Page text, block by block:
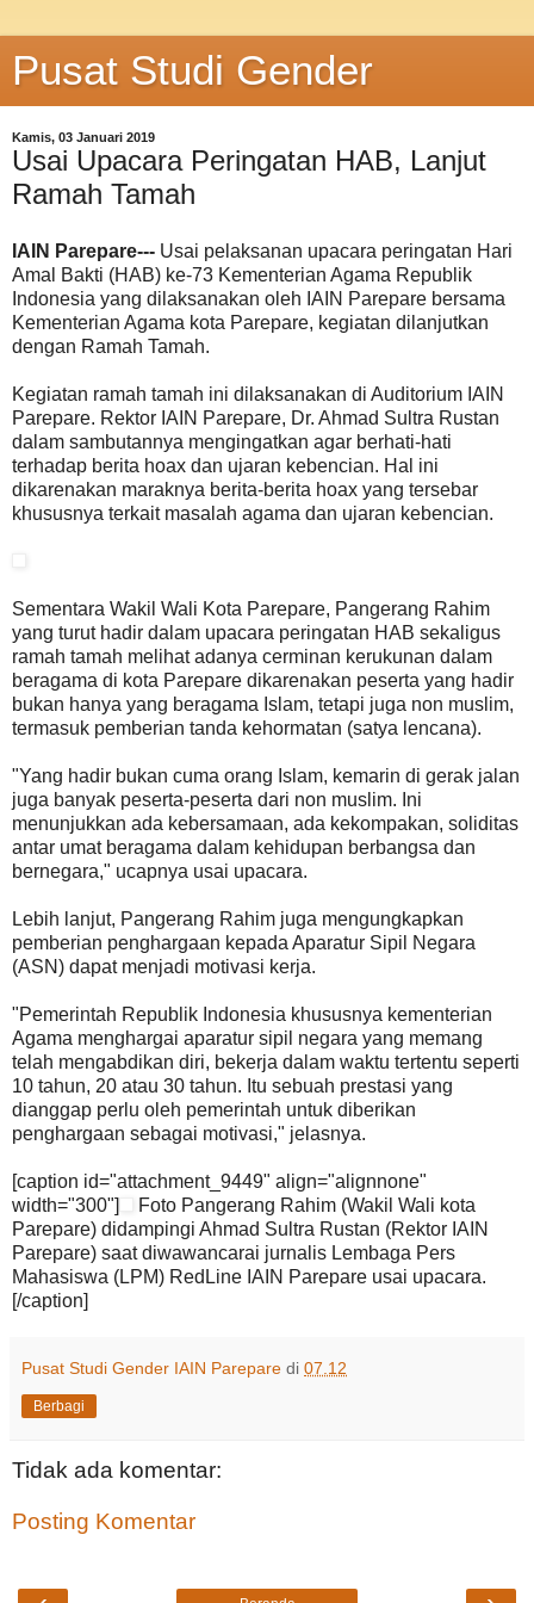
Pusat Studi Gender
Kamis, 03 Januari 2019
Usai Upacara Peringatan HAB, Lanjut
Ramah Tamah
IAIN Parepare--- Usai pelaksanan upacara peringatan Hari
Amal Bakti (HAB) ke-73 Kementerian Agama Republik
Indonesia yang dilaksanakan oleh IAIN Parepare bersama
Kementerian Agama kota Parepare, kegiatan dilanjutkan
dengan Ramah Tamah.
Kegiatan ramah tamah ini dilaksanakan di Auditorium IAIN
Parepare. Rektor IAIN Parepare, Dr. Ahmad Sultra Rustan
dalam sambutannya mengingatkan agar berhati-hati
terhadap berita hoax dan ujaran kebencian. Hal ini
dikarenakan maraknya berita-berita hoax yang tersebar
khususnya terkait masalah agama dan ujaran kebencian.
Sementara Wakil Wali Kota Parepare, Pangerang Rahim
yang turut hadir dalam upacara peringatan HAB sekaligus
ramah tamah melihat adanya cerminan kerukunan dalam
beragama di kota Parepare dikarenakan peserta yang hadir
bukan hanya yang beragama Islam, tetapi juga non muslim,
termasuk pemberian tanda kehormatan (satya lencana).
"Yang hadir bukan cuma orang Islam, kemarin di gerak jalan
juga banyak peserta-peserta dari non muslim. Ini
menunjukkan ada kebersamaan, ada kekompakan, soliditas
antar umat beragama dalam kehidupan berbangsa dan
bernegara," ucapnya usai upacara.
Lebih lanjut, Pangerang Rahim juga mengungkapkan
pemberian penghargaan kepada Aparatur Sipil Negara
(ASN) dapat menjadi motivasi kerja.
"Pemerintah Republik Indonesia khususnya kementerian
Agama menghargai aparatur sipil negara yang memang
telah mengabdikan diri, bekerja dalam waktu tertentu seperti
10 tahun, 20 atau 30 tahun. Itu sebuah prestasi yang
dianggap perlu oleh pemerintah untuk diberikan
penghargaan sebagai motivasi," jelasnya.
[caption id="attachment_9449" align="alignnone"
width="300"]
Foto Pangerang Rahim (Wakil Wali kota
Parepare) didampingi Ahmad Sultra Rustan (Rektor IAIN
Parepare) saat diwawancarai jurnalis Lembaga Pers
Mahasiswa (LPM) RedLine IAIN Parepare usai upacara.
[/caption]
Pusat Studi Gender IAIN Parepare di 07.12
Berbagi
Tidak ada komentar:
Posting Komentar